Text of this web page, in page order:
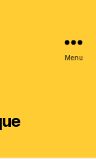
Menu